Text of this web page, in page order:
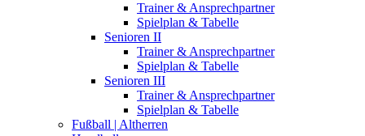
Trainer & Ansprechpartner
Spielplan & Tabelle
Senioren II
Trainer & Ansprechpartner
Spielplan & Tabelle
Senioren III
Trainer & Ansprechpartner
Spielplan & Tabelle
Fußball | Altherren